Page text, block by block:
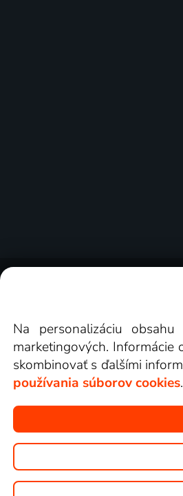
Na personalizáciu
marketingových. Informácie
skombinovať s ďalšími
používania súborov cookies.